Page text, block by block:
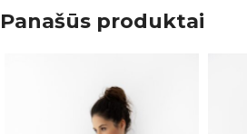
Panašūs produktai